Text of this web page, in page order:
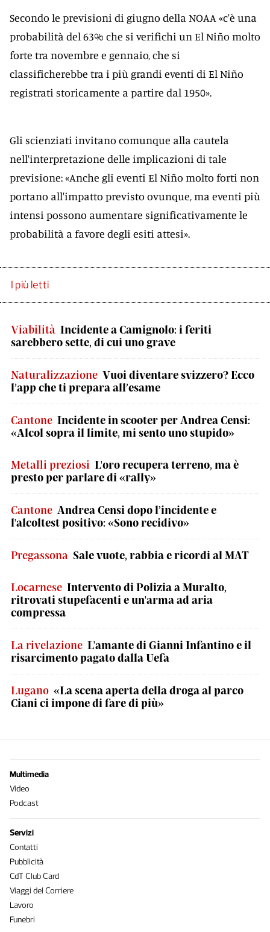
Secondo le previsioni di giugno della NOAA «c'è una
probabilità del 63% che si verifichi un El Niño molto
forte tra novembre e gennaio, che si
classificherebbe tra i più grandi eventi di El Niño
registrati storicamente a partire dal 1950».
Gli scienziati invitano comunque alla cautela
nell'interpretazione delle implicazioni di tale
previsione: «Anche gli eventi El Niño molto forti non
portano all'impatto previsto ovunque, ma eventi più
intensi possono aumentare significativamente le
probabilità a favore degli esiti attesi».
I più letti
Viabilità Incidente a Camignolo: i feriti
sarebbero sette, di cui uno grave
Naturalizzazione Vuoi diventare svizzero? Ecco
l’app che ti prepara all’esame
Cantone Incidente in scooter per Andrea Censi:
«Alcol sopra il limite, mi sento uno stupido»
Metalli preziosi L'oro recupera terreno, ma è
presto per parlare di «rally»
Cantone Andrea Censi dopo l’incidente e
l'alcoltest positivo: «Sono recidivo»
Pregassona Sale vuote, rabbia e ricordi al MAT
Locarnese Intervento di Polizia a Muralto,
ritrovati stupefacenti e un'arma ad aria
compressa
La rivelazione L'amante di Gianni Infantino e il
risarcimento pagato dalla Uefa
Lugano «La scena aperta della droga al parco
Ciani ci impone di fare di più»
Multimedia
Video
Podcast
Servizi
Contatti
Pubblicità
CdT Club Card
Viaggi del Corriere
Lavoro
Funebri